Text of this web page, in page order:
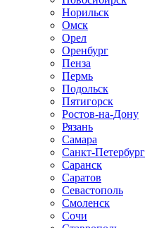
Норильск
Омск
Орел
Оренбург
Пенза
Пермь
Подольск
Пятигорск
Ростов-на-Дону
Рязань
Самара
Санкт-Петербург
Саранск
Саратов
Севастополь
Смоленск
Сочи